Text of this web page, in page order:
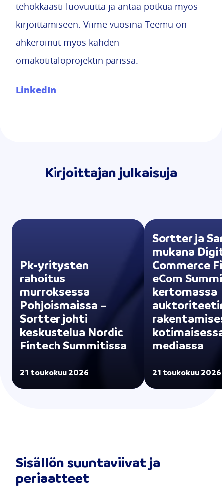
tehokkaasti luovuutta ja antaa potkua myös
kirjoittamiseen. Viime vuosina Teemu on
ahkeroinut myös kahden
omakotitaloprojektin parissa.
LinkedIn
Kirjoittajan julkaisuja
Pk-yritysten
rahoitus
murroksessa
Pohjoismaissa –
Sortter johti
keskustelua Nordic
Fintech Summitissa
21 toukokuu 2026
Sortter ja
mukana
Commerce
eCom
kertomassa
mediassa
21 toukokuu 2026
Sisällön suuntaviivat ja
periaatteet